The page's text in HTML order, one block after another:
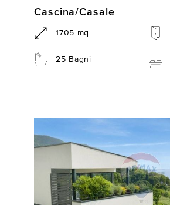
Cascina/Casale
1705 mq
25 Bagni